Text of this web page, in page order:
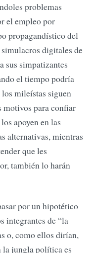
problemas
el empleo por
propagandístico del
digitales de
sus simpatizantes
el tiempo podría
mileístas siguen
motivos para confiar
apoyen en las
alternativas, mientras
que les
también lo harán
por un hipotético
integrantes de “la
o, como ellos dirían,
la jungla política es